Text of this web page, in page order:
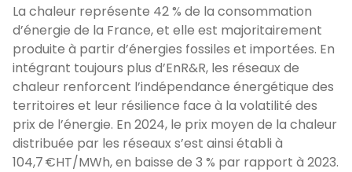
La chaleur représente 42 % de la consommation
d’énergie de la France, et elle est majoritairement
produite à partir d’énergies fossiles et importées. En
intégrant toujours plus d’EnR&R, les réseaux de
chaleur renforcent l’indépendance énergétique des
territoires et leur résilience face à la volatilité des
prix de l’énergie. En 2024, le prix moyen de la chaleur
distribuée par les réseaux s’est ainsi établi à
104,7 €HT/MWh, en baisse de 3 % par rapport à 2023.